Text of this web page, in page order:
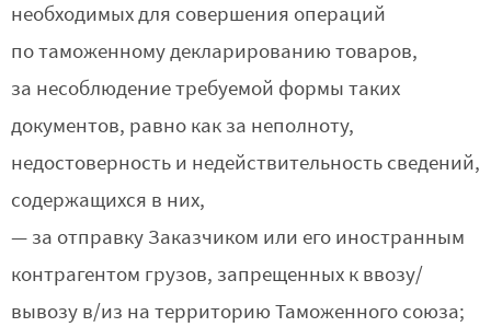
необходимых для совершения операций
по таможенному декларированию товаров,
за несоблюдение требуемой формы таких
документов, равно как за неполноту,
недостоверность и недействительность сведений,
содержащихся в них,
— за отправку Заказчиком или его иностранным
контрагентом грузов, запрещенных к ввозу/
вывозу в/из на территорию Таможенного союза;